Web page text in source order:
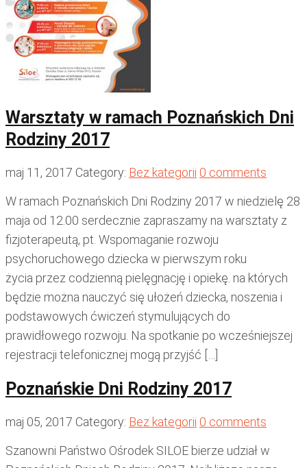
Warsztaty w ramach Poznańskich Dni
Rodziny 2017
maj 11, 2017 Category: Bez kategorii 0 comments
W ramach Poznańskich Dni Rodziny 2017 w niedzielę 28
maja od 12.00 serdecznie zapraszamy na warsztaty z
fizjoterapeutą, pt. Wspomaganie rozwoju
psychoruchowego dziecka w pierwszym roku
życia przez codzienną pielęgnację i opiekę. na których
będzie można nauczyć się ułożeń dziecka, noszenia i
podstawowych ćwiczeń stymulujących do
prawidłowego rozwoju. Na spotkanie po wcześniejszej
rejestracji telefonicznej mogą przyjść […]
Poznańskie Dni Rodziny 2017
maj 05, 2017 Category: Bez kategorii 0 comments
Szanowni Państwo Ośrodek SILOE bierze udział w